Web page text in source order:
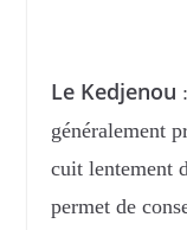
Le Kedjenou
généralement
cuit lentement
permet de